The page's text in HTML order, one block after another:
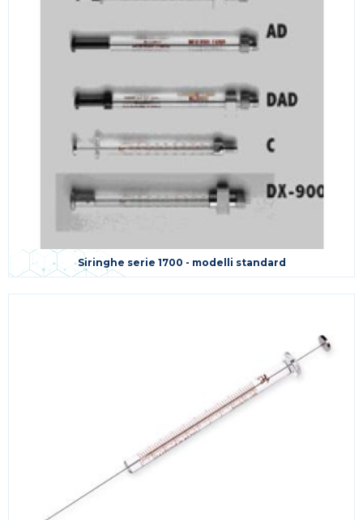
Siringhe serie 1700 - modelli standard